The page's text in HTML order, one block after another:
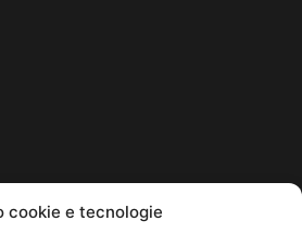
cookie e tecnologie